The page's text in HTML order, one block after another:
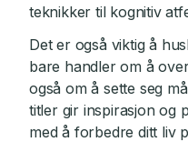
teknikker til kognitiv
Det er også viktig å
bare handler om å
også om å sette seg
titler gir inspirasjon og
med å forbedre ditt liv